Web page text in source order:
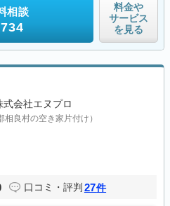
相談
料金や
サービス
を見る
式会社エヌプロ
相良村の空き家片付け）
口コミ・評判 27件